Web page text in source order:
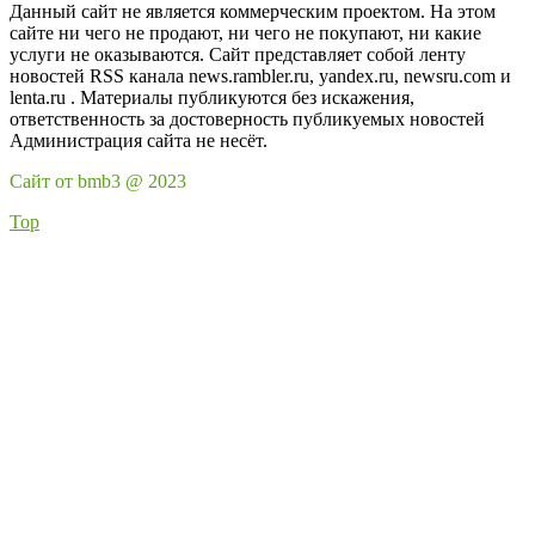
Данный сайт не является коммерческим проектом. На этом
сайте ни чего не продают, ни чего не покупают, ни какие
услуги не оказываются. Сайт представляет собой ленту
новостей RSS канала news.rambler.ru, yandex.ru, newsru.com и
lenta.ru . Материалы публикуются без искажения,
ответственность за достоверность публикуемых новостей
Администрация сайта не несёт.
Сайт от bmb3 @ 2023
Top